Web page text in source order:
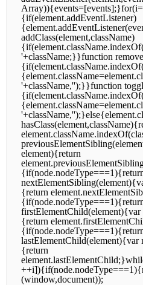
{if(element.addEventListener)
addClass(element,className)
'+className;}}function
'+className,'');}}function
element){return
{return
{return
{return
(window,document));